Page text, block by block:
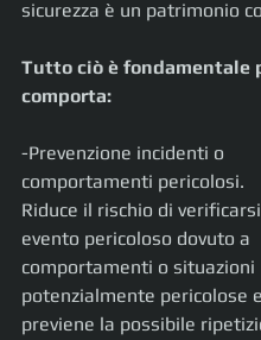
sicurezza è un patrimonio
Tutto ciò è fondamentale
comporta:
-Prevenzione incidenti o
comportamenti pericolosi.
Riduce il rischio di
evento pericoloso dovuto a
comportamenti o situazioni
potenzialmente pericolose
previene la possibile